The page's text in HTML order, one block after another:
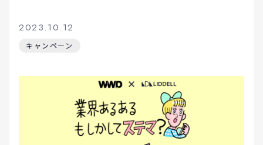
2023.10.12
キャンペーン